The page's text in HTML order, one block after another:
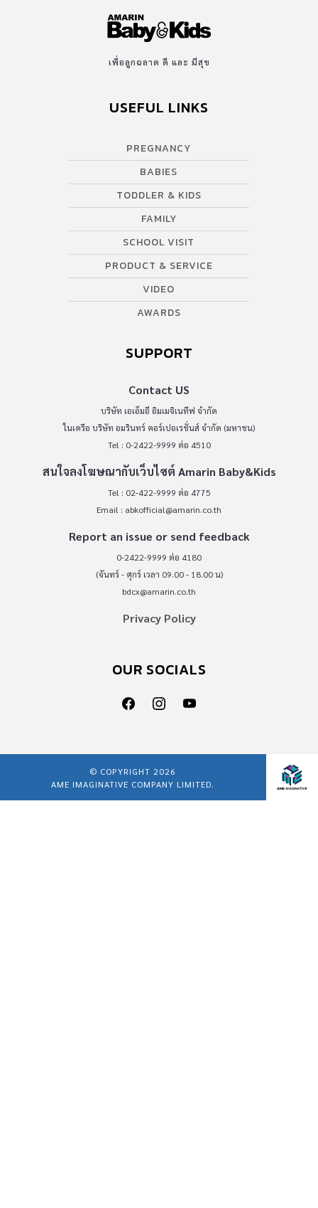
เพื่อลูกฉลาด ดี และ มีสุข
USEFUL LINKS
PREGNANCY
BABIES
TODDLER & KIDS
FAMILY
SCHOOL VISIT
PRODUCT & SERVICE
VIDEO
AWARDS
SUPPORT
Contact US
บริษัท เอเอ็มอี อิมเมจิเนทีฟ จำกัด
ในเครือ บริษัท อมรินทร์ คอร์เปอเรชั่นส์ จำกัด (มหาชน)
Tel : 0-2422-9999 ต่อ 4510
สนใจลงโฆษณากับเว็บไซต์ Amarin Baby&Kids
Tel : 02-422-9999 ต่อ 4775
Email : abkofficial@amarin.co.th
Report an issue or send feedback
0-2422-9999 ต่อ 4180
(จันทร์ - ศุกร์ เวลา 09.00 - 18.00 น)
bdcx@amarin.co.th
Privacy Policy
OUR SOCIALS
© COPYRIGHT 2026
AME IMAGINATIVE COMPANY LIMITED.